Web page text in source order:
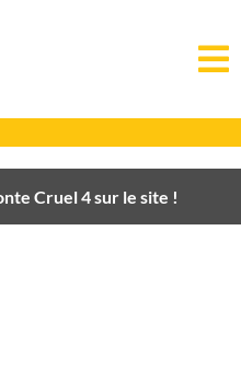
Cruel 4 sur le site !